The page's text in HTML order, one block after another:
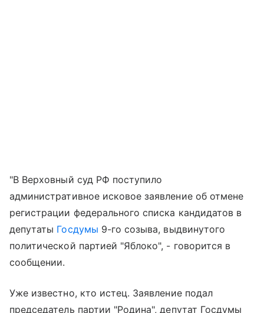
"В Верховный суд РФ поступило
административное исковое заявление об отмене
регистрации федерального списка кандидатов в
депутаты Госдумы 9-го созыва, выдвинутого
политической партией "Яблоко", - говорится в
сообщении.
Уже известно, кто истец. Заявление подал
председатель партии "Родина", депутат Госдумы